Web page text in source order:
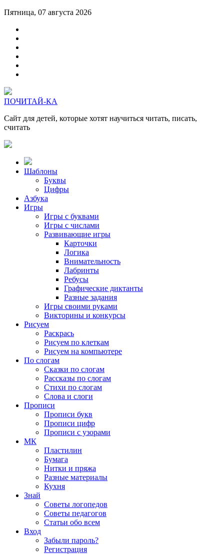
Пятница, 07 августа 2026
ПОЧИТАЙ-КА
Сайт для детей, которые хотят научиться читать, писать,
считать
Шаблоны
Буквы
Цифры
Азбука
Игры
Игры с буквами
Игры с числами
Развивающие игры
Карточки
Логика
Внимательность
Лабринты
Ребусы
Графические диктанты
Разные задания
Игры своими руками
Викторины и конкурсы
Рисуем
Раскрась
Рисуем по клеткам
Рисуем на компьютере
По слогам
Сказки по слогам
Рассказы по слогам
Стихи по слогам
Слова и слоги
Прописи
Прописи букв
Прописи цифр
Прописи с узорами
МК
Пластилин
Бумага
Нитки и пряжа
Разные материалы
Кухня
Знай
Советы логопедов
Советы педагогов
Статьи обо всем
Вход
Забыли пароль?
Регистрация